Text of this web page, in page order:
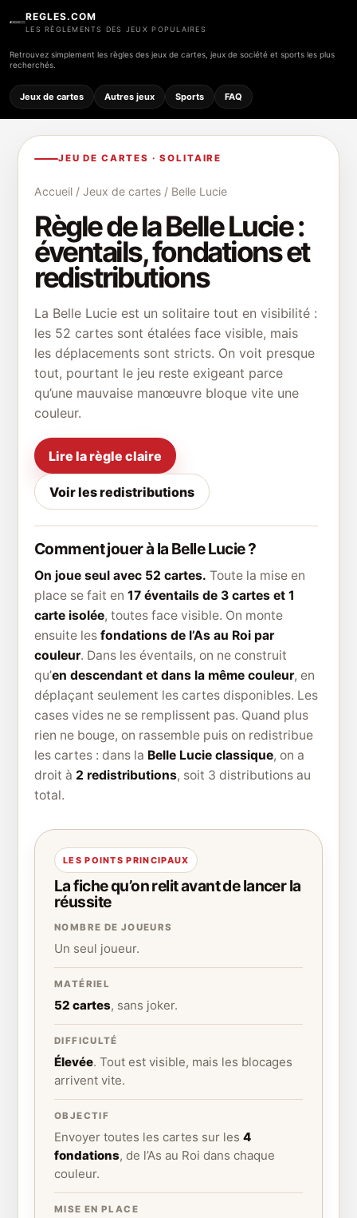
REGLES.COM
LES RÈGLEMENTS DES JEUX POPULAIRES
Retrouvez simplement les règles des jeux de cartes, jeux de société et sports les plus
recherchés.
Jeux de cartes Autres jeux Sports FAQ
JEU DE CARTES · SOLITAIRE
Accueil / Jeux de cartes / Belle Lucie
Règle de la Belle Lucie :
éventails, fondations et
redistributions
La Belle Lucie est un solitaire tout en visibilité :
les 52 cartes sont étalées face visible, mais
les déplacements sont stricts. On voit presque
tout, pourtant le jeu reste exigeant parce
qu’une mauvaise manœuvre bloque vite une
couleur.
Lire la règle claire
Voir les redistributions
Comment jouer à la Belle Lucie ?
On joue seul avec 52 cartes. Toute la mise en
place se fait en 17 éventails de 3 cartes et 1
carte isolée, toutes face visible. On monte
ensuite les fondations de l’As au Roi par
couleur. Dans les éventails, on ne construit
qu’en descendant et dans la même couleur, en
déplaçant seulement les cartes disponibles. Les
cases vides ne se remplissent pas. Quand plus
rien ne bouge, on rassemble puis on redistribue
les cartes : dans la Belle Lucie classique, on a
droit à 2 redistributions, soit 3 distributions au
total.
LES POINTS PRINCIPAUX
La fiche qu’on relit avant de lancer la
réussite
NOMBRE DE JOUEURS
Un seul joueur.
MATÉRIEL
52 cartes, sans joker.
DIFFICULTÉ
Élevée. Tout est visible, mais les blocages
arrivent vite.
OBJECTIF
Envoyer toutes les cartes sur les 4
fondations, de l’As au Roi dans chaque
couleur.
MISE EN PLACE